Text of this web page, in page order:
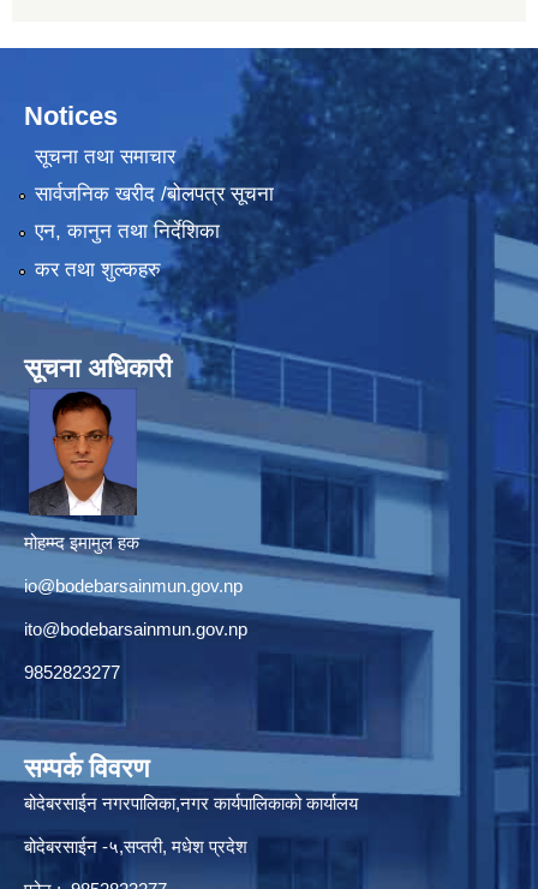
Notices
सूचना तथा समाचार
सार्वजनिक खरीद /बोलपत्र सूचना
एन, कानुन तथा निर्देशिका
कर तथा शुल्कहरु
सूचना अधिकारी
मोहम्म्द इमामुल हक
io@bodebarsainmun.gov.np
ito@bodebarsainmun.gov.np
9852823277
सम्पर्क विवरण
बोदेबरसाईन नगरपालिका,नगर कार्यपालिकाको कार्यालय
बोदेबरसाईन -५,सप्तरी, मधेश प्रदेश